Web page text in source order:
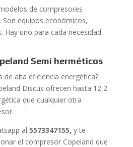
de compresores
Son equipos económicos,
Hay uno para cada necesidad
Semi herméticos
de alta eficiencia energética?
Discus ofrecen hasta 12,2
que cualquier otra
al 5573347155, y te
el compresor Copeland que